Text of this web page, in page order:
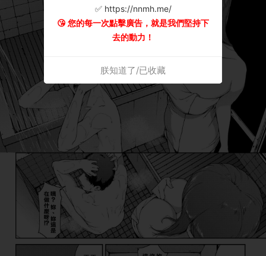
✅ https://nnmh.me/
😘 您的每一次點擊廣告，就是我們堅持下
去的動力！
朕知道了/已收藏